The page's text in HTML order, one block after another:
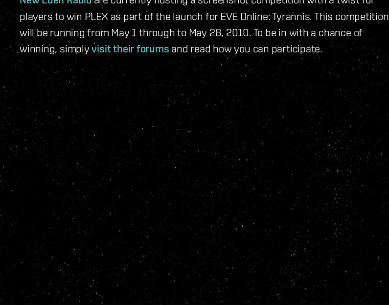
players to win PLEX as part of the launch for EVE Online: Tyrannis. This competition
will be running from May 1 through to May 28, 2010. To be in with a chance of
winning, simplyvisit their forums and read how you can participate.